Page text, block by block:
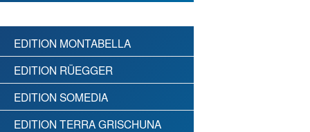
EDITION MONTABELLA
EDITION RÜEGGER
EDITION SOMEDIA
EDITION TERRA GRISCHUNA